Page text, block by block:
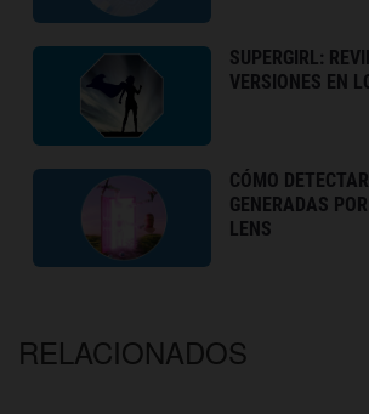
SUPERGIRL:
VERSIONES EN
CÓMO
GENERADAS
LENS
RELACIONADOS